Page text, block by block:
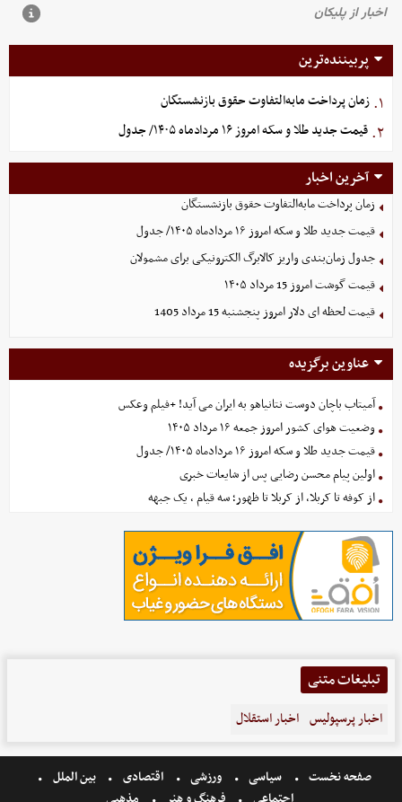
پربیننده‌ترین
۱. زمان پرداخت مابه‌التفاوت حقوق بازنشستگان
۲. قیمت جدید طلا و سکه امروز ۱۶ مردادماه ۱۴۰۵/ جدول
آخرین اخبار
زمان پرداخت مابه‌التفاوت حقوق بازنشستگان
قیمت جدید طلا و سکه امروز ۱۶ مردادماه ۱۴۰۵/ جدول
جدول زمان‌بندی واریز کالابرگ الکترونیکی برای مشمولان
قیمت گوشت امروز 15 مرداد ۱۴۰۵
قیمت لحظه ای دلار امروز پنجشنبه 15 مرداد 1405
عناوین برگزیده
آمیتاب باچان دوست نتانیاهو به ایران می آید! +فیلم وعکس
وضعیت هوای کشور امروز جمعه ۱۶ مرداد ۱۴۰۵
قیمت جدید طلا و سکه امروز ۱۶ مردادماه ۱۴۰۵/ جدول
اولین پیام محسن رضایی پس از شایعات خبری
از کوفه تا کربلا، از کربلا تا ظهور؛ سه قیام ، یک جبهه
تبلیغات متنی
اخبار پرسپولیس اخبار استقلال
صفحه نخست سیاسی ورزشی اقتصادی
بین الملل